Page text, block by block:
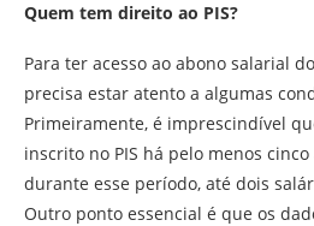
Quem tem direito ao PIS?
Para ter acesso ao abono salarial
precisa estar atento a algumas
Primeiramente, é imprescindível
inscrito no PIS há pelo menos
durante esse período, até dois
Outro ponto essencial é que os